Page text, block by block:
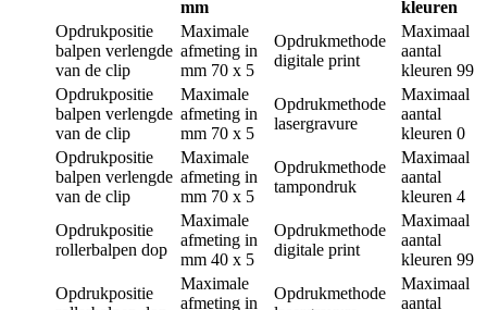
mm
kleuren
Opdrukpositie
balpen verlengde
van de clip
Maximale
afmeting in
mm 70 x 5
Opdrukmethode
digitale print
Maximaal
aantal
kleuren 99
Opdrukpositie
balpen verlengde
van de clip
Maximale
afmeting in
mm 70 x 5
Opdrukmethode
lasergravure
Maximaal
aantal
kleuren 0
Opdrukpositie
balpen verlengde
van de clip
Maximale
afmeting in
mm 70 x 5
Opdrukmethode
tampondruk
Maximaal
aantal
kleuren 4
Opdrukpositie
rollerbalpen dop
Maximale
afmeting in
mm 40 x 5
Opdrukmethode
digitale print
Maximaal
aantal
kleuren 99
Opdrukpositie
Maximale
afmeting in
Opdrukmethode
Maximaal
aantal